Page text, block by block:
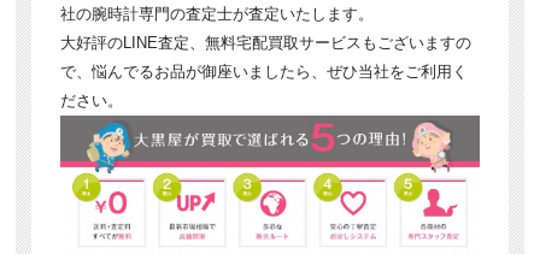
社の腕時計専門の査定士が査定いたします。
大好評のLINE査定、無料宅配買取サービスもございますの
で、悩んでるお品が御座いましたら、ぜひ当社をご利用く
ださい。